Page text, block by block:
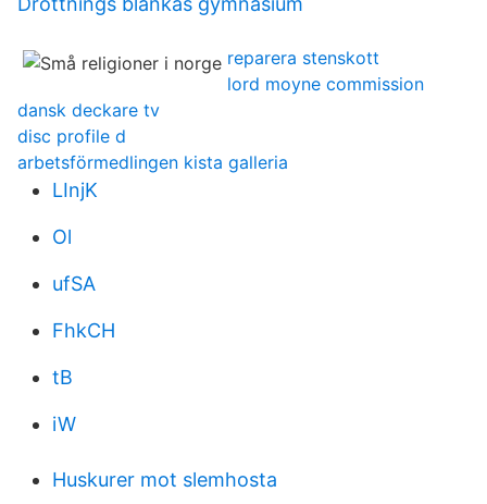
reparera stenskott
lord moyne commission
dansk deckare tv
disc profile d
arbetsförmedlingen kista galleria
LInjK
Ol
ufSA
FhkCH
tB
iW
Huskurer mot slemhosta